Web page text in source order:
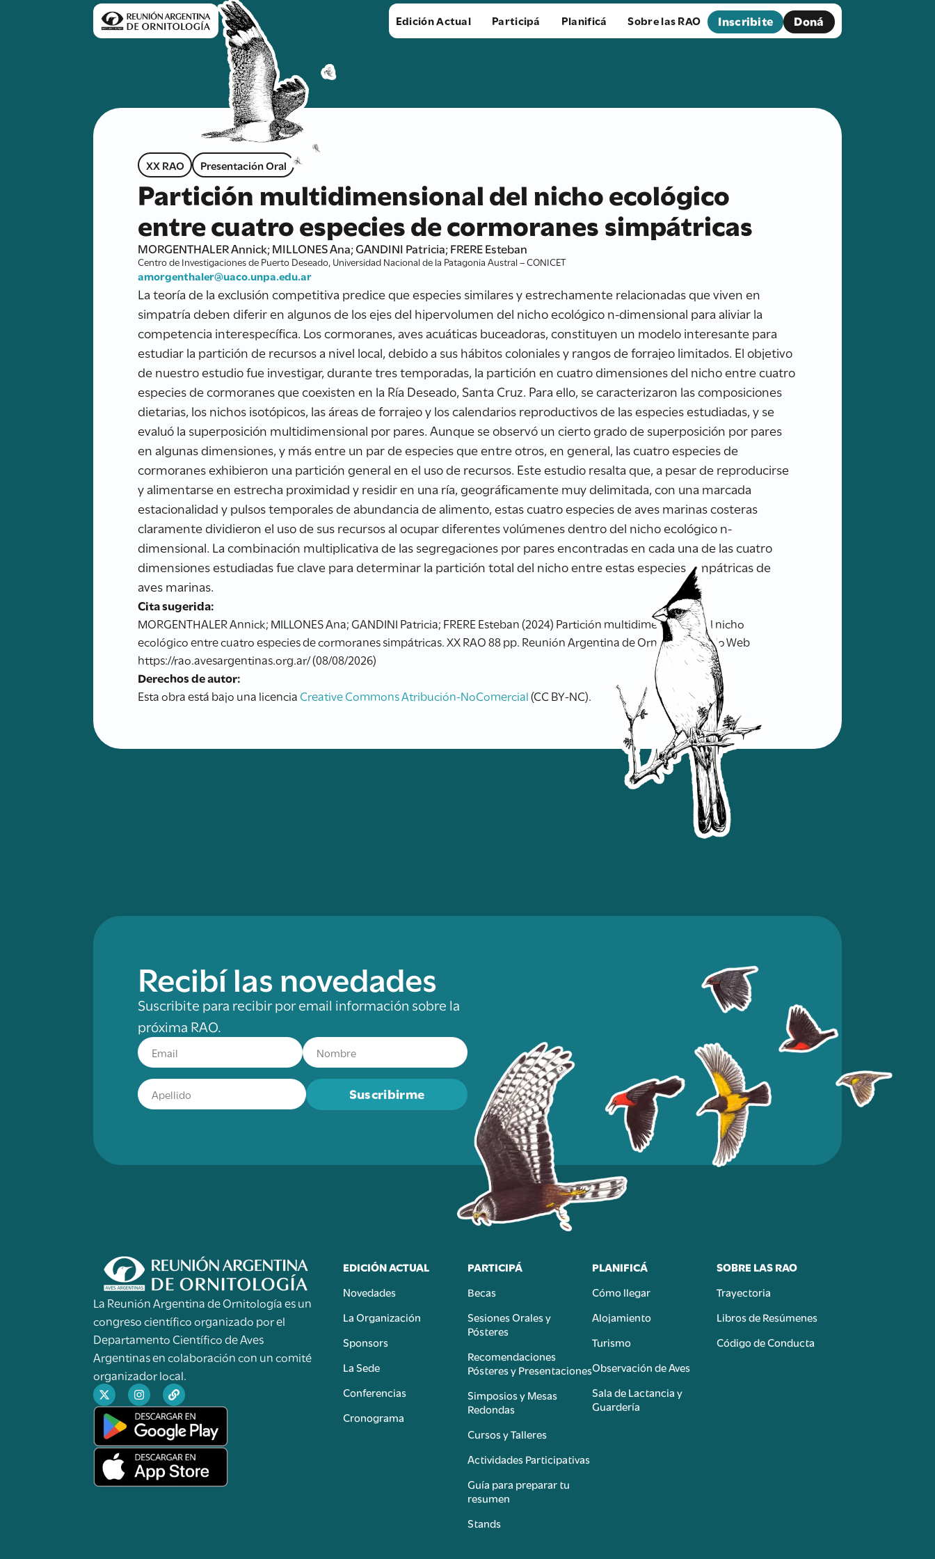
Edición Actual Participá Planificá Sobre las RAO Inscribite Doná
XX RAO Presentación Oral
Partición multidimensional del nicho ecológico
entre cuatro especies de cormoranes simpátricas
MORGENTHALER Annick; MILLONES Ana; GANDINI Patricia; FRERE Esteban
Centro de Investigaciones de Puerto Deseado, Universidad Nacional de la Patagonia Austral – CONICET
amorgenthaler@uaco.unpa.edu.ar
La teoría de la exclusión competitiva predice que especies similares y estrechamente relacionadas que viven en
simpatría deben diferir en algunos de los ejes del hipervolumen del nicho ecológico n-dimensional para aliviar la
competencia interespecífica. Los cormoranes, aves acuáticas buceadoras, constituyen un modelo interesante para
estudiar la partición de recursos a nivel local, debido a sus hábitos coloniales y rangos de forrajeo limitados. El objetivo
de nuestro estudio fue investigar, durante tres temporadas, la partición en cuatro dimensiones del nicho entre cuatro
especies de cormoranes que coexisten en la Ría Deseado, Santa Cruz. Para ello, se caracterizaron las composiciones
dietarias, los nichos isotópicos, las áreas de forrajeo y los calendarios reproductivos de las especies estudiadas, y se
evaluó la superposición multidimensional por pares. Aunque se observó un cierto grado de superposición por pares
en algunas dimensiones, y más entre un par de especies que entre otros, en general, las cuatro especies de
cormoranes exhibieron una partición general en el uso de recursos. Este estudio resalta que, a pesar de reproducirse
y alimentarse en estrecha proximidad y residir en una ría, geográficamente muy delimitada, con una marcada
estacionalidad y pulsos temporales de abundancia de alimento, estas cuatro especies de aves marinas costeras
claramente dividieron el uso de sus recursos al ocupar diferentes volúmenes dentro del nicho ecológico n-
dimensional. La combinación multiplicativa de las segregaciones por pares encontradas en cada una de las cuatro
dimensiones estudiadas fue clave para determinar la partición total del nicho entre estas especies simpátricas de
aves marinas.
Cita sugerida:
MORGENTHALER Annick; MILLONES Ana; GANDINI Patricia; FRERE Esteban (2024) Partición multidimensional del nicho
ecológico entre cuatro especies de cormoranes simpátricas. XX RAO 88 pp. Reunión Argentina de Ornitología. Sitio Web
https://rao.avesargentinas.org.ar/ (08/08/2026)
Derechos de autor:
Esta obra está bajo una licencia Creative Commons Atribución-NoComercial(CC BY-NC).
Recibí las novedades
Suscribite para recibir por email información sobre la
próxima RAO.
Suscribirme
La Reunión Argentina de Ornitología es un
congreso científico organizado por el
Departamento Científico de Aves
Argentinas en colaboración con un comité
organizador local.
EDICIÓN ACTUAL
Novedades
La Organización
Sponsors
La Sede
Conferencias
Cronograma
PARTICIPÁ
Becas
Sesiones Orales y
Pósteres
Recomendaciones
Pósteres y Presentaciones
Simposios y Mesas
Redondas
Cursos y Talleres
Actividades Participativas
Guía para preparar tu
resumen
Stands
PLANIFICÁ
Cómo llegar
Alojamiento
Turismo
Observación de Aves
Sala de Lactancia y
Guardería
SOBRE LAS RAO
Trayectoria
Libros de Resúmenes
Código de Conducta